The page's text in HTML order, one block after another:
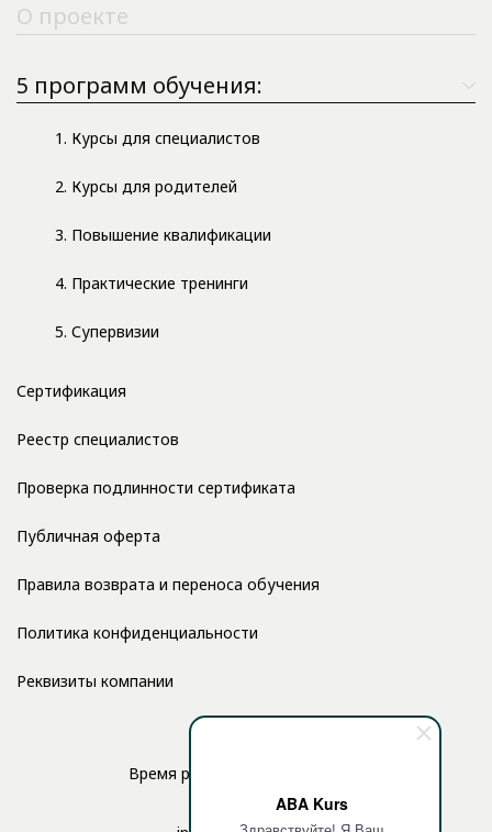
ABA Kurs
О проекте
5 программ обучения:
1. Курсы для специалистов
2. Курсы для родителей
3. Повышение квалификации
4. Практические тренинги
5. Супервизии
Сертификация
Реестр специалистов
Проверка подлинности сертификата
Публичная оферта
Правила возврата и переноса обучения
Политика конфиденциальности
Реквизиты компании
Время работы: с 10:00 до 17:00